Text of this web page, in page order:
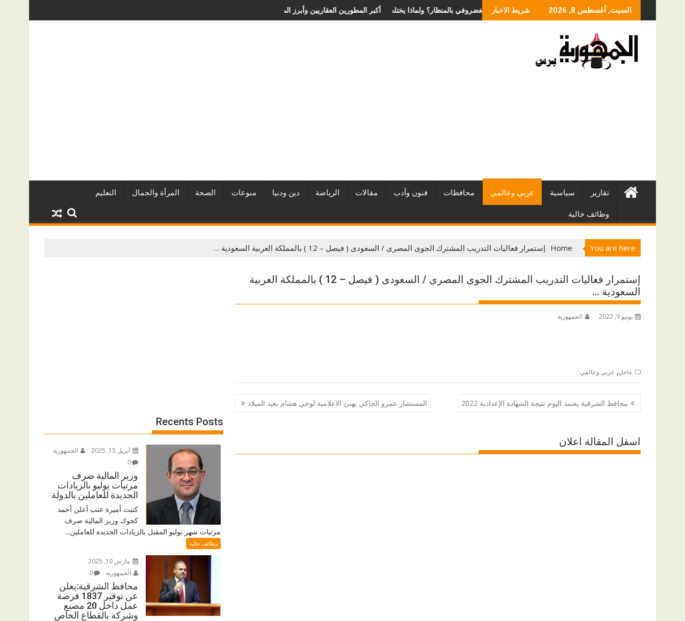
to
السبت, أغسطس 8, 2026 شريط الاخبار أفضل شركات التطوير العقاري في مصر من URE | أكبر المطورين العقاريين وأبرز المشروعاتما الذي يحدد سعر عملية الانزلاق الغضروفي بالمنظار؟ ولماذا يختلف من مريض لآخر؟
تقارير سياسية عربي وعالمي محافظات فنون وأدب مقالات الرياضة دين ودنيا منوعات الصحة المرأة والجمال التعليم
وظائف خالية
You are here
Home إستمرار فعاليات التدريب المشترك الجوى المصرى / السعودى ( فيصل – 12 ) بالمملكة العربية السعودية …
إستمرار فعاليات التدريب المشترك الجوى المصرى / السعودى ( فيصل – 12 ) بالمملكة العربية
السعودية …
يونيو 9, 2022 الجمهورية
عاجل, عربي وعالمي
تصفّح
المقالات
محافظ الشرقية يعتمد اليوم نتيجة الشهادة الإعدادية 2022 المستشار عمرو الجاكي يهنئ الاعلامية لوجي هشام بعيد الميلاد
اسفل المقالة اعلان
Recents Posts
أبريل 15, 2025
الجمهورية
0
وزير المالية صرف
مرتبات يوليو بالزيادات
الجديدة للعاملين بالدولة
كتبت أميرة عنب أعلن أحمد
كجوك وزير المالية صرف
مرتبات شهر يوليو المقبل بالزيادات الجديدة للعاملين...
وظائف خالية
مارس 10, 2025
الجمهورية
0
محافظ الشرقية:يعلن
عن توفير 1837 فرصة
عمل داخل 20 مصنع
وشركة بالقطاع الخاص